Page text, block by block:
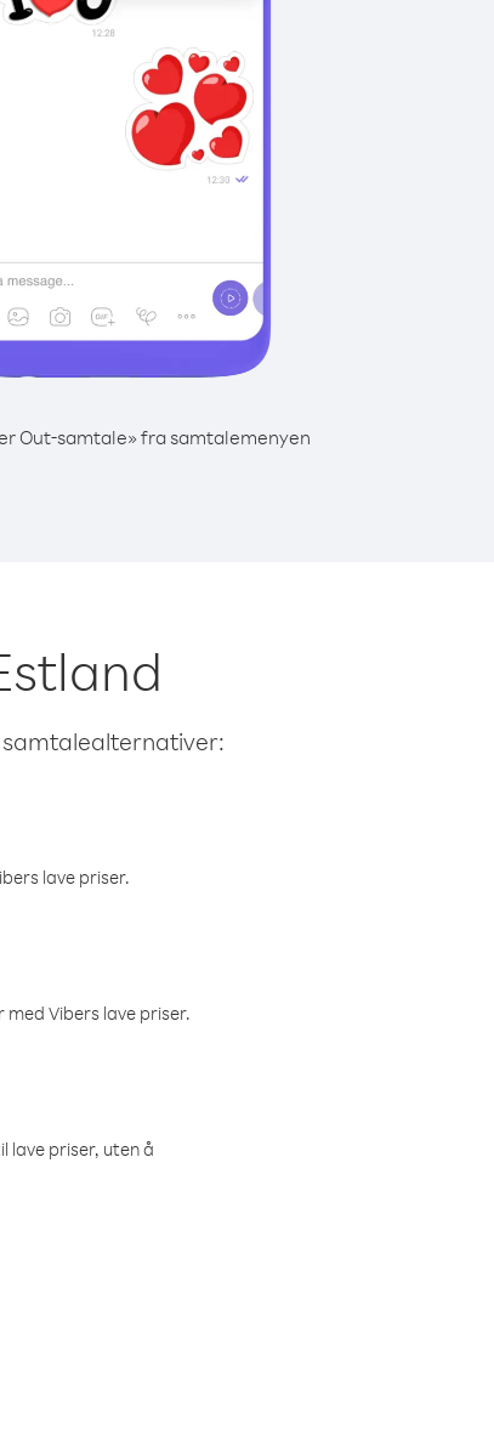
Out-samtale» fra samtalemenyen
samtalealternativer:
lave priser.
Vibers lave priser.
lave priser, uten å